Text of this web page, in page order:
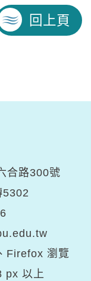
回上頁
合路300號
Firefox 瀏覽
px 以上